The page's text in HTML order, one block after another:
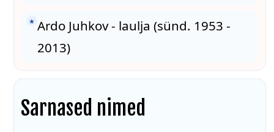
★ Ardo Juhkov - laulja (sünd. 1953 -
2013)
Sarnased nimed